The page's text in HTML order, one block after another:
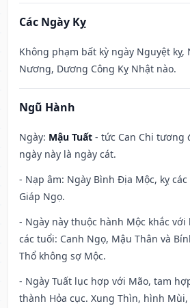
Các Ngày Kỵ
Không phạm bất kỳ ngày Nguyệt kỵ,
Nương, Dương Công Kỵ Nhật nào.
Ngũ Hành
Ngày: Mậu Tuất - tức Can Chi tương
ngày này là ngày cát.
- Nạp âm: Ngày Bình Địa Mộc, kỵ
Giáp Ngọ.
- Ngày này thuộc hành Mộc khắc
các tuổi: Canh Ngọ, Mậu Thân và
Thổ không sợ Mộc.
- Ngày Tuất lục hợp với Mão, tam
thành Hỏa cục. Xung Thìn, hình